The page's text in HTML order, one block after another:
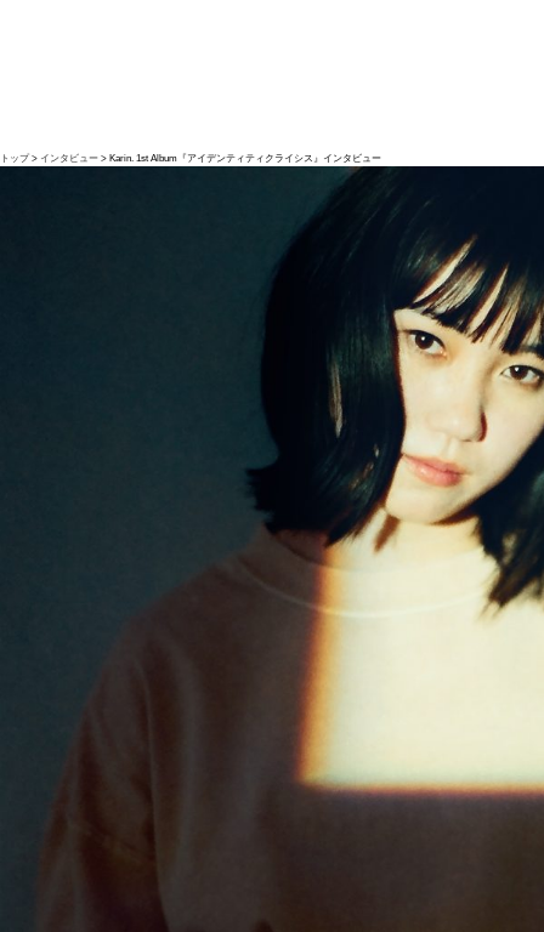
トップ インタビュー Karin. 1st Album『アイデンティティクライシス』インタビュー